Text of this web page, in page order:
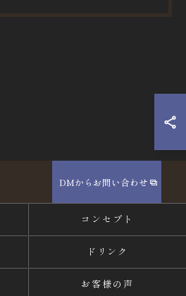
DMからお問い合わせ
コンセプト
ドリンク
お客様の声